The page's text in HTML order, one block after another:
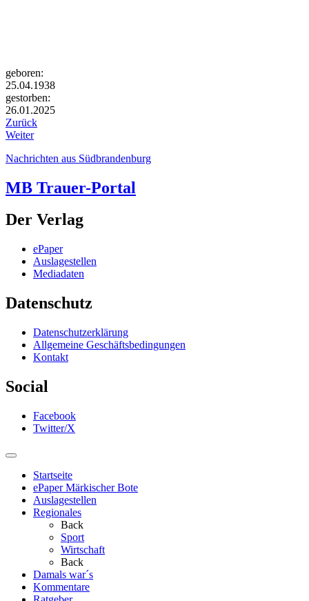
geboren:
25.04.1938
gestorben:
26.01.2025
Zurück
Weiter
Nachrichten aus Südbrandenburg
MB Trauer-Portal
Der Verlag
ePaper
Auslagestellen
Mediadaten
Datenschutz
Datenschutzerklärung
Allgemeine Geschäftsbedingungen
Kontakt
Social
Facebook
Twitter/X
Startseite
ePaper Märkischer Bote
Auslagestellen
Regionales
Back
Sport
Wirtschaft
Back
Damals war´s
Kommentare